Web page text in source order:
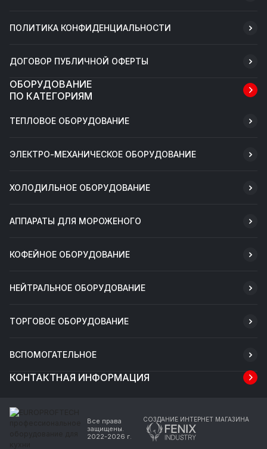
ПОЛИТИКА КОНФИДЕНЦИАЛЬНОСТИ
ДОГОВОР ПУБЛИЧНОЙ ОФЕРТЫ
ОБОРУДОВАНИЕ
ПО КАТЕГОРИЯМ
ТЕПЛОВОЕ ОБОРУДОВАНИЕ
ЭЛЕКТРО-МЕХАНИЧЕСКОЕ ОБОРУДОВАНИЕ
ХОЛОДИЛЬНОЕ ОБОРУДОВАНИЕ
АППАРАТЫ ДЛЯ МОРОЖЕНОГО
КОФЕЙНОЕ ОБОРУДОВАНИЕ
НЕЙТРАЛЬНОЕ ОБОРУДОВАНИЕ
ТОРГОВОЕ ОБОРУДОВАНИЕ
ВСПОМОГАТЕЛЬНОЕ
КОНТАКТНАЯ ИНФОРМАЦИЯ
Все права
защищены.
2022-2026 г.
СОЗДАНИЕ ИНТЕРНЕТ МАГАЗИНА